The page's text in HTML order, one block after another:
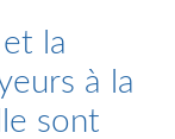
la
à la
sont